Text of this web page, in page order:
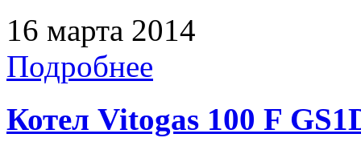
16 марта 2014
Подробнее
Котел Vitogas 100 F